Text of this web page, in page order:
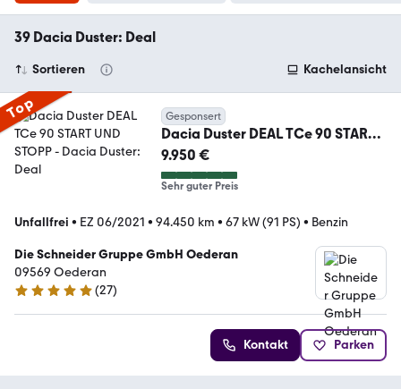
39 Dacia Duster: Deal
Sortieren Kachelansicht
Top Gesponsert
Dacia Duster DEAL TCe 90 START
UND STOPP
9.950 €
Sehr guter Preis
Unfallfrei • EZ 06/2021 • 94.450 km • 67 kW (91 PS) • Benzin
Die Schneider Gruppe GmbH Oederan
09569 Oederan
5 Sterne
(27)
Kontakt Parken